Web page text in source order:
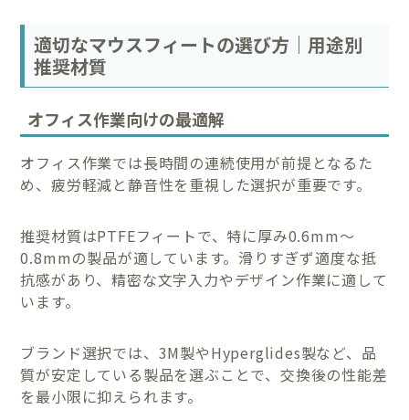
適切なマウスフィートの選び方｜用途別
推奨材質
オフィス作業向けの最適解
オフィス作業では長時間の連続使用が前提となるた
め、疲労軽減と静音性を重視した選択が重要です。
推奨材質はPTFEフィートで、特に厚み0.6mm〜
0.8mmの製品が適しています。滑りすぎず適度な抵
抗感があり、精密な文字入力やデザイン作業に適して
います。
ブランド選択では、3M製やHyperglides製など、品
質が安定している製品を選ぶことで、交換後の性能差
を最小限に抑えられます。